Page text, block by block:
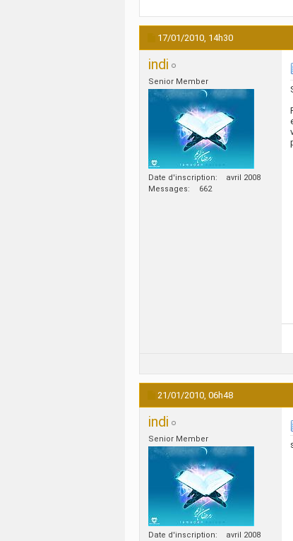
17/01/2010, 14h30
indi
Senior Member
Date d'inscription
avril 2008
Messages
662
21/01/2010, 06h48
indi
Senior Member
Date d'inscription
avril 2008